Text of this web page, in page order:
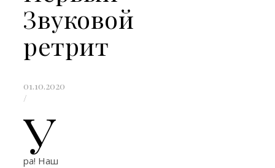
Звуковой
ретрит
01.10.2020
/
У
ра! Наш